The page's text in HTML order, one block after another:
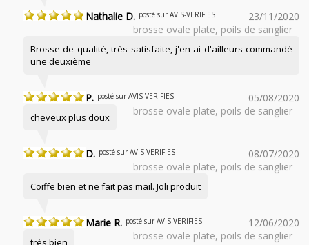
Nathalie D. posté sur AVIS-VERIFIES
23/11/2020
brosse ovale plate, poils de sanglier
Brosse de qualité, très satisfaite, j'en ai d'ailleurs commandé
une deuxième
P. posté sur AVIS-VERIFIES
05/08/2020
brosse ovale plate, poils de sanglier
cheveux plus doux
D. posté sur AVIS-VERIFIES
08/07/2020
brosse ovale plate, poils de sanglier
Coiffe bien et ne fait pas mail. Joli produit
Marie R. posté sur AVIS-VERIFIES
12/06/2020
brosse ovale plate, poils de sanglier
très bien